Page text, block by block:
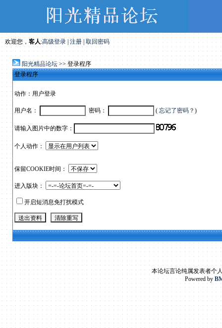
欢迎您， 客人:高级登录 |注册| 取回密码
阳光精品论坛>> 登录程序
登录程序
动作：用户登录
用户名： 密码： ( 忘记了密码？ )
请输入图片中的数字：
个人动作：
保留COOKIE时间：
进入版块：
开启短消息免打扰模式
本论坛言论纯属发表者个
Powered by